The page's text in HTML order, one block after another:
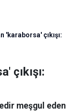
'karaborsa' çıkışı:
çıkışı:
meşgul eden